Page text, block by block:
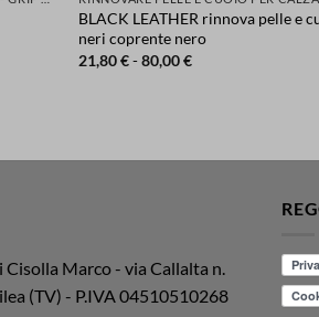
BLACK LEATHER rinnova pelle e
neri coprente nero
21,80€ - 80,00€Fascia
Marco - via Callalta n.
(TV) - P.IVA 04510510268